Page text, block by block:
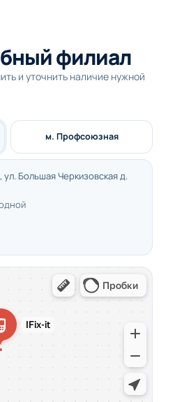
филиал
и уточнить наличие нужной
Большая Черкизовская д.
м. Профсоюзная